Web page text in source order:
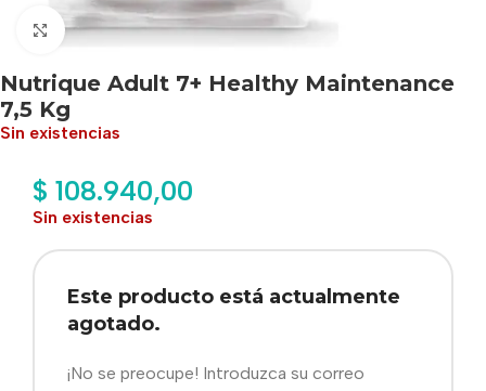
Haga clic para ampliar
Nutrique Adult 7+ Healthy Maintenance
7,5 Kg
Sin existencias
$ 108.940,00
Sin existencias
Este producto está actualmente
agotado.
¡No se preocupe! Introduzca su correo